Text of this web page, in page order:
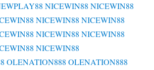
NICEWIN88 NICEWIN88
NICEWIN88 NICEWIN88
NICEWIN88 NICEWIN88
NICEWIN88
OLENATION888 OLENATION888